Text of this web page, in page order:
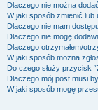
Dlaczego nie można
W jaki sposób zmienić lub
Dlaczego nie mam
Dlaczego nie mogę
Dlaczego otrzymałem/
W jaki sposób można
Do czego służy przycisk
Dlaczego mój post musi
W jaki sposób mogę